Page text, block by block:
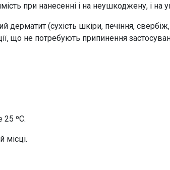
при нанесенні і на неушкоджену, і на
дерматит (сухість шкіри, печіння,
що не потребують припинення
25 ºС.
місці.